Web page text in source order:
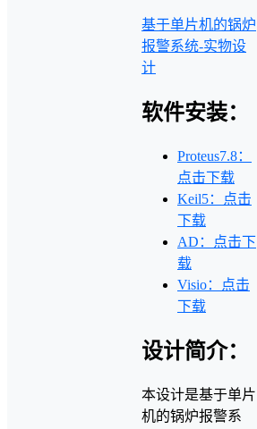
基于单片机的锅炉
报警系统-实物设
计
软件安装：
Proteus7.8：
点击下载
Keil5：点击
下载
AD：点击下
载
Visio：点击
下载
设计简介：
本设计是基于单片
机的锅炉报警系